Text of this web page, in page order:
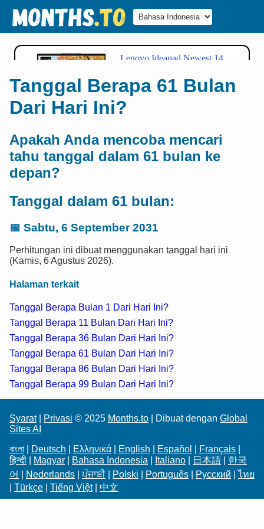
Tanggal Berapa 61 Bulan
Dari Hari Ini?
Apakah Anda mencoba mencari
tahu tanggal dalam 61 bulan ke
depan?
Tanggal dalam 61 bulan:
📅 Sabtu, 6 September 2031
Perhitungan ini dibuat menggunakan tanggal hari ini
(Kamis, 6 Agustus 2026).
Halaman terkait
Tanggal Berapa Bulan 1 Dari Hari Ini?
Tanggal Berapa 11 Bulan Dari Hari Ini?
Tanggal Berapa 36 Bulan Dari Hari Ini?
Tanggal Berapa 61 Bulan Dari Hari Ini?
Tanggal Berapa 86 Bulan Dari Hari Ini?
Tanggal Berapa 99 Bulan Dari Hari Ini?
Syarat| Privasi © 2025 Months.to | Dibuat dengan Global
Sites AI
বাংলা
Deutsch Ελληνικά English Español Français
हिन्दी
Magyar Bahasa Indonesia Italiano 日本語
한국
어
Nederlands |ਪੰਜਾਬੀ| Polski Português Русский |ไทย
Türkçe Tiếng Việt| 中文